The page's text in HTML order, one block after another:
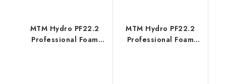
MTM Hydro PF22.2
Professional Foam
MTM Hydro PF22.2
Professional Foam